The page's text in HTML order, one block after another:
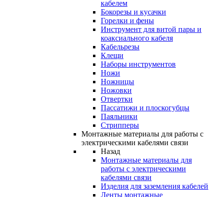
кабелем
Бокорезы и кусачки
Горелки и фены
Инструмент для витой пары и
коаксиального кабеля
Кабельрезы
Клещи
Наборы инструментов
Ножи
Ножницы
Ножовки
Отвертки
Пассатижи и плоскогубцы
Паяльники
Стрипперы
Монтажные материалы для работы с
электрическими кабелями связи
Назад
Монтажные материалы для
работы с электрическими
кабелями связи
Изделия для заземления кабелей
Ленты монтажные